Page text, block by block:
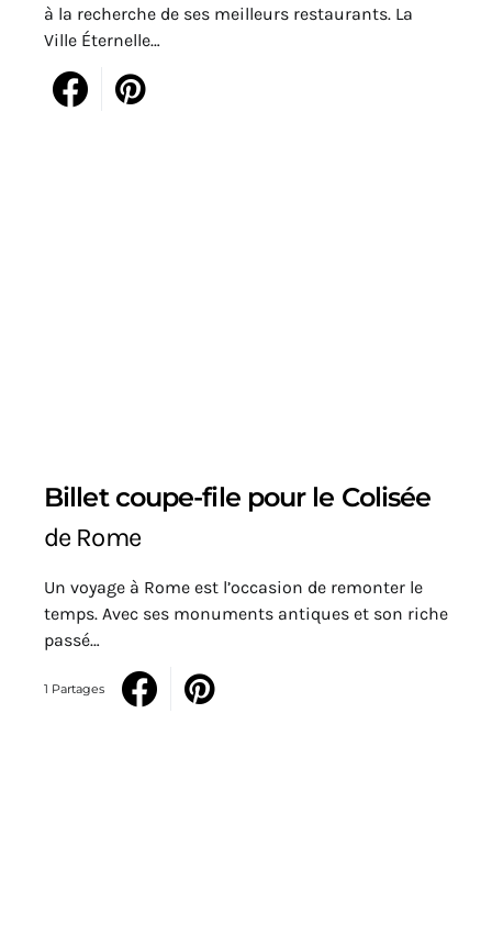
à la recherche de ses meilleurs restaurants. La
Ville Éternelle…
Billet coupe-file pour le Colisée
de Rome
Un voyage à Rome est l’occasion de remonter le
temps. Avec ses monuments antiques et son riche
passé…
1 Partages